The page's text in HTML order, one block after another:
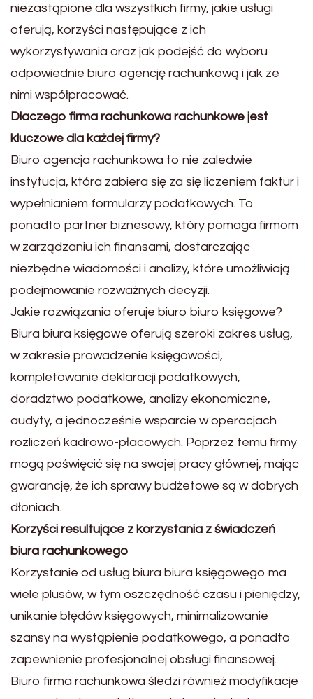
niezastąpione dla wszystkich firmy, jakie usługi
oferują, korzyści następujące z ich
wykorzystywania oraz jak podejść do wyboru
odpowiednie biuro agencję rachunkową i jak ze
nimi współpracować.
Dlaczego firma rachunkowa rachunkowe jest
kluczowe dla każdej firmy?
Biuro agencja rachunkowa to nie zaledwie
instytucja, która zabiera się za się liczeniem faktur i
wypełnianiem formularzy podatkowych. To
ponadto partner biznesowy, który pomaga firmom
w zarządzaniu ich finansami, dostarczając
niezbędne wiadomości i analizy, które umożliwiają
podejmowanie rozważnych decyzji.
Jakie rozwiązania oferuje biuro biuro księgowe?
Biura biura księgowe oferują szeroki zakres usług,
w zakresie prowadzenie księgowości,
kompletowanie deklaracji podatkowych,
doradztwo podatkowe, analizy ekonomiczne,
audyty, a jednocześnie wsparcie w operacjach
rozliczeń kadrowo-płacowych. Poprzez temu firmy
mogą poświęcić się na swojej pracy głównej, mając
gwarancję, że ich sprawy budżetowe są w dobrych
dłoniach.
Korzyści resultujące z korzystania z świadczeń
biura rachunkowego
Korzystanie od usług biura biura księgowego ma
wiele plusów, w tym oszczędność czasu i pieniędzy,
unikanie błędów księgowych, minimalizowanie
szansy na wystąpienie podatkowego, a ponadto
zapewnienie profesjonalnej obsługi finansowej.
Biuro firma rachunkowa śledzi również modyfikacje